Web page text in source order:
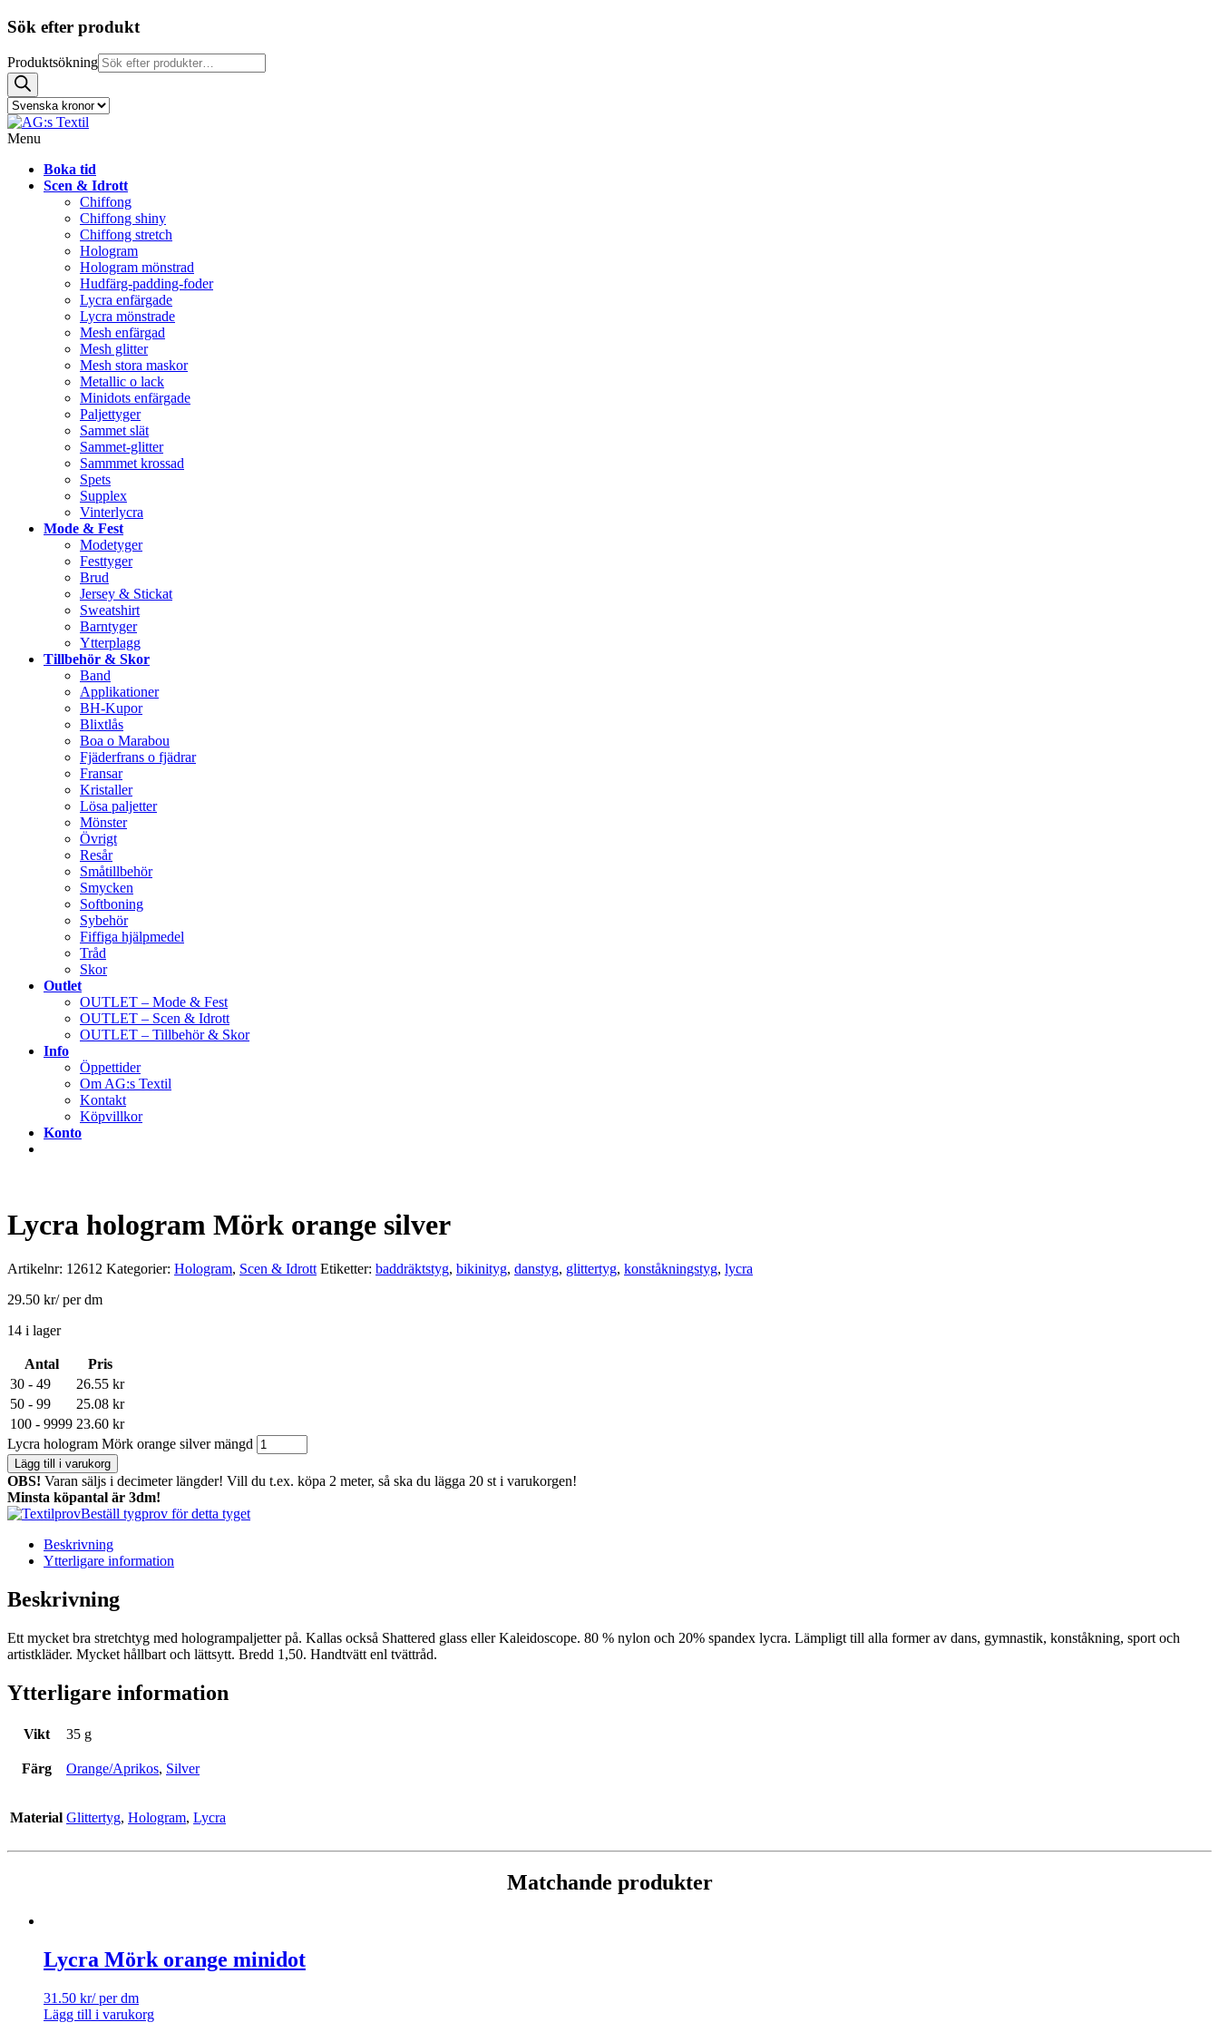
Sök efter produkt
Produktsökning
Menu
Boka tid
Scen & Idrott
Chiffong
Chiffong shiny
Chiffong stretch
Hologram
Hologram mönstrad
Hudfärg-padding-foder
Lycra enfärgade
Lycra mönstrade
Mesh enfärgad
Mesh glitter
Mesh stora maskor
Metallic o lack
Minidots enfärgade
Paljettyger
Sammet slät
Sammet-glitter
Sammmet krossad
Spets
Supplex
Vinterlycra
Mode & Fest
Modetyger
Festtyger
Brud
Jersey & Stickat
Sweatshirt
Barntyger
Ytterplagg
Tillbehör & Skor
Band
Applikationer
BH-Kupor
Blixtlås
Boa o Marabou
Fjäderfrans o fjädrar
Fransar
Kristaller
Lösa paljetter
Mönster
Övrigt
Resår
Småtillbehör
Smycken
Softboning
Sybehör
Fiffiga hjälpmedel
Tråd
Skor
Outlet
OUTLET – Mode & Fest
OUTLET – Scen & Idrott
OUTLET – Tillbehör & Skor
Info
Öppettider
Om AG:s Textil
Kontakt
Köpvillkor
Konto
Lycra hologram Mörk orange silver
Artikelnr: 12612 Kategorier: Hologram, Scen & Idrott Etiketter: baddräktstyg, bikinityg, danstyg, glittertyg, konståkningstyg, lycra
29.50 kr/ per dm
14 i lager
Antal
Pris
30 - 49
26.55 kr
50 - 99
25.08 kr
100 - 9999 23.60 kr
Lycra hologram Mörk orange silver mängd
Lägg till i varukorg
OBS! Varan säljs i decimeter längder! Vill du t.ex. köpa 2 meter, så ska du lägga 20 st i varukorgen!
Minsta köpantal är 3dm!
Beställ tygprov för detta tyget
Beskrivning
Ytterligare information
Beskrivning
Ett mycket bra stretchtyg med hologrampaljetter på. Kallas också Shattered glass eller Kaleidoscope. 80 % nylon och 20% spandex lycra. Lämpligt till alla former av dans, gymnastik, konståkning, sport och
artistkläder. Mycket hållbart och lättsytt. Bredd 1,50. Handtvätt enl tvättråd.
Ytterligare information
Vikt 35 g
Färg Orange/Aprikos, Silver
Material Glittertyg, Hologram, Lycra
Matchande produkter
Lycra Mörk orange minidot
31.50 kr/ per dm
Lägg till i varukorg